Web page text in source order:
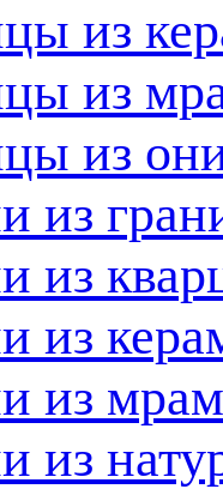
из
из
из
из
из
из
из
из